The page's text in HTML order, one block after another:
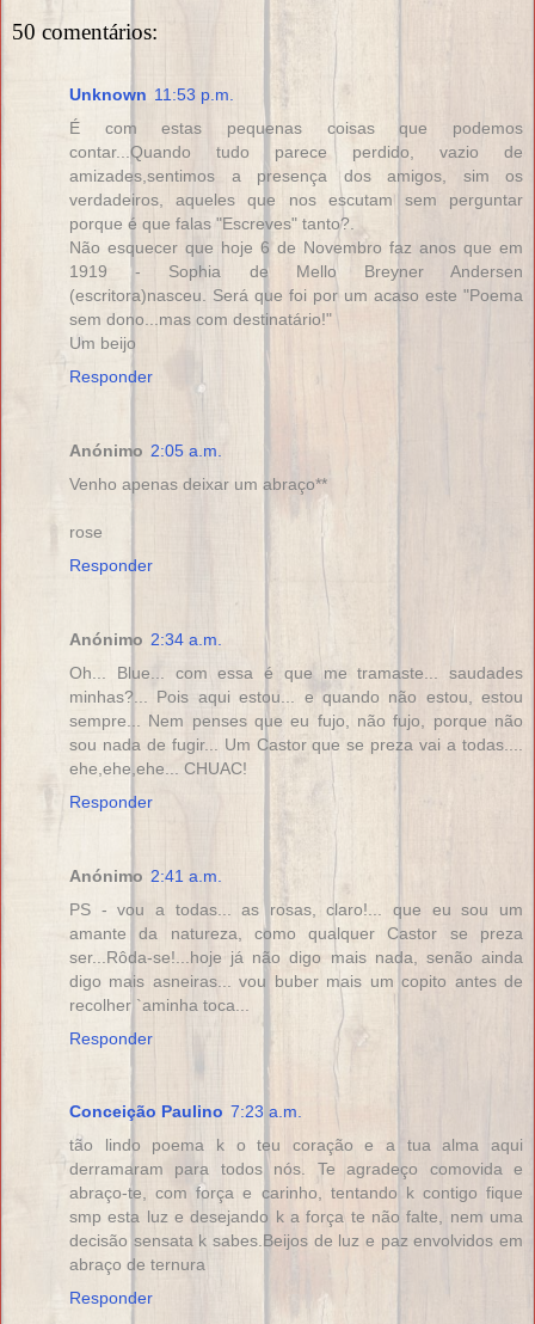
50 comentários:
Unknown 11:53 p.m.
É com estas pequenas coisas que podemos
contar...Quando tudo parece perdido, vazio de
amizades,sentimos a presença dos amigos, sim os
verdadeiros, aqueles que nos escutam sem perguntar
porque é que falas "Escreves" tanto?.
Não esquecer que hoje 6 de Novembro faz anos que em
1919 - Sophia de Mello Breyner Andersen
(escritora)nasceu. Será que foi por um acaso este "Poema
sem dono...mas com destinatário!"
Um beijo
Responder
Anónimo 2:05 a.m.
Venho apenas deixar um abraço**
rose
Responder
Anónimo 2:34 a.m.
Oh... Blue... com essa é que me tramaste... saudades
minhas?... Pois aqui estou... e quando não estou, estou
sempre... Nem penses que eu fujo, não fujo, porque não
sou nada de fugir... Um Castor que se preza vai a todas....
ehe,ehe,ehe... CHUAC!
Responder
Anónimo 2:41 a.m.
PS - vou a todas... as rosas, claro!... que eu sou um
amante da natureza, como qualquer Castor se preza
ser...Rôda-se!...hoje já não digo mais nada, senão ainda
digo mais asneiras... vou buber mais um copito antes de
recolher `aminha toca...
Responder
Conceição Paulino 7:23 a.m.
tão lindo poema k o teu coração e a tua alma aqui
derramaram para todos nós. Te agradeço comovida e
abraço-te, com força e carinho, tentando k contigo fique
smp esta luz e desejando k a força te não falte, nem uma
decisão sensata k sabes.Beijos de luz e paz envolvidos em
abraço de ternura
Responder